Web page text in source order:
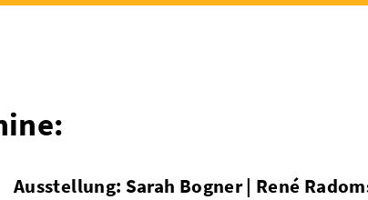
Ausstellung: Sarah Bogner | René